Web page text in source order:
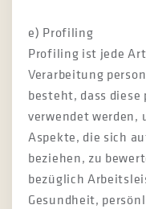
e) Profiling
Profiling ist jede
Verarbeitung
besteht, dass diese
verwendet werden,
Aspekte, die sich
beziehen, zu
bezüglich
Gesundheit,